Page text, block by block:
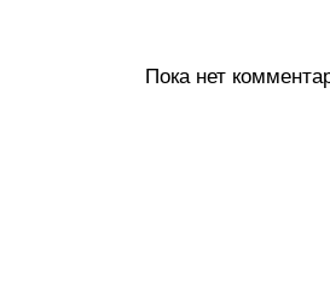
Пока нет